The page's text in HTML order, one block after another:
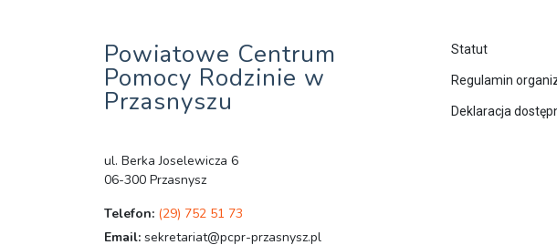
Powiatowe Centrum
Pomocy Rodzinie w
Przasnyszu
ul. Berka Joselewicza 6
06-300 Przasnysz
Telefon: (29) 752 51 73
Email: sekretariat@pcpr-przasnysz.pl
Statut
Regulamin
Deklaracja